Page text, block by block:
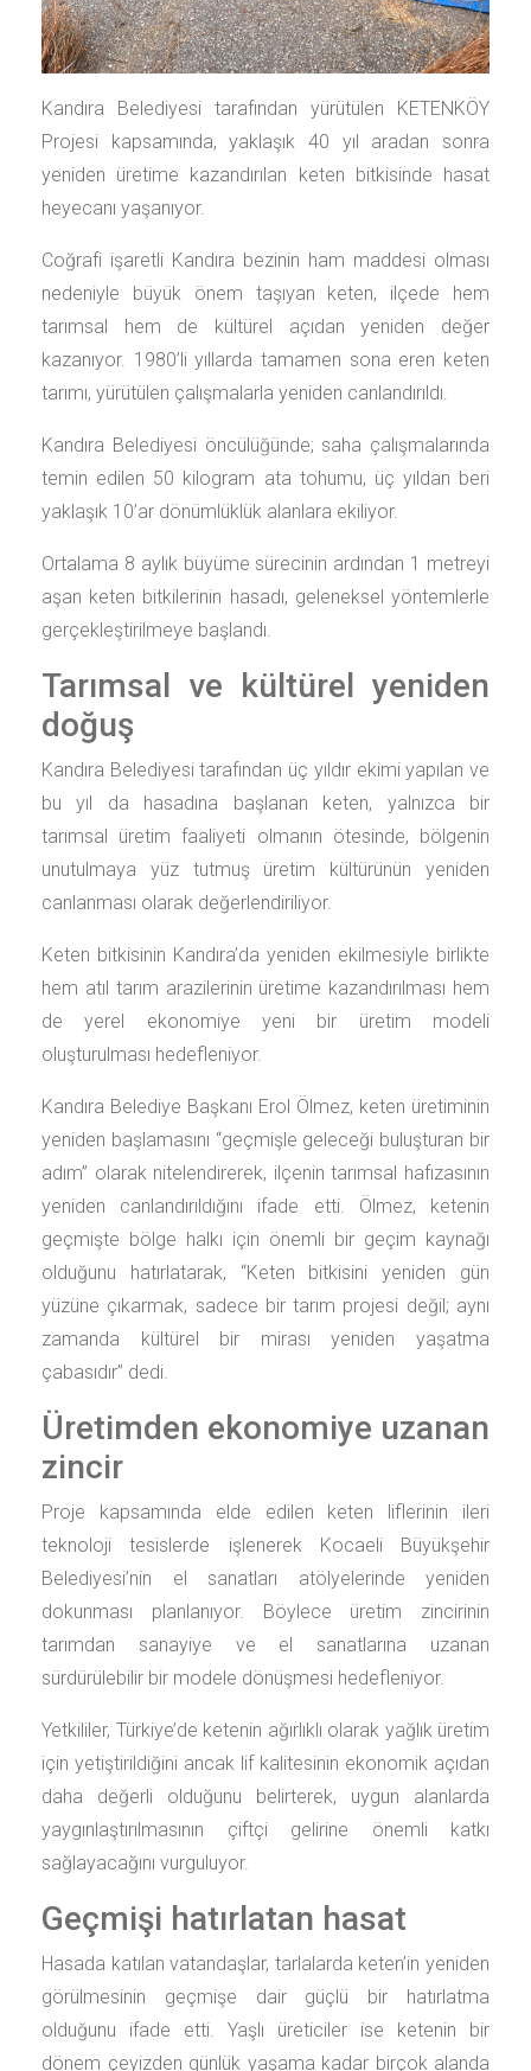
Kandıra Belediyesi tarafından yürütülen KETENKÖY
Projesi kapsamında, yaklaşık 40 yıl aradan sonra
yeniden üretime kazandırılan keten bitkisinde hasat
heyecanı yaşanıyor.
Coğrafi işaretli Kandıra bezinin ham maddesi olması
nedeniyle büyük önem taşıyan keten, ilçede hem
tarımsal hem de kültürel açıdan yeniden değer
kazanıyor. 1980’li yıllarda tamamen sona eren keten
tarımı, yürütülen çalışmalarla yeniden canlandırıldı.
Kandıra Belediyesi öncülüğünde; saha çalışmalarında
temin edilen 50 kilogram ata tohumu, üç yıldan beri
yaklaşık 10’ar dönümlüklük alanlara ekiliyor.
Ortalama 8 aylık büyüme sürecinin ardından 1 metreyi
aşan keten bitkilerinin hasadı, geleneksel yöntemlerle
gerçekleştirilmeye başlandı.
Tarımsal ve kültürel yeniden
doğuş
Kandıra Belediyesi tarafından üç yıldır ekimi yapılan ve
bu yıl da hasadına başlanan keten, yalnızca bir
tarımsal üretim faaliyeti olmanın ötesinde, bölgenin
unutulmaya yüz tutmuş üretim kültürünün yeniden
canlanması olarak değerlendiriliyor.
Keten bitkisinin Kandıra’da yeniden ekilmesiyle birlikte
hem atıl tarım arazilerinin üretime kazandırılması hem
de yerel ekonomiye yeni bir üretim modeli
oluşturulması hedefleniyor.
Kandıra Belediye Başkanı Erol Ölmez, keten üretiminin
yeniden başlamasını “geçmişle geleceği buluşturan bir
adım” olarak nitelendirerek, ilçenin tarımsal hafızasının
yeniden canlandırıldığını ifade etti. Ölmez, ketenin
geçmişte bölge halkı için önemli bir geçim kaynağı
olduğunu hatırlatarak, “Keten bitkisini yeniden gün
yüzüne çıkarmak, sadece bir tarım projesi değil; aynı
zamanda kültürel bir mirası yeniden yaşatma
çabasıdır” dedi.
Üretimden ekonomiye uzanan
zincir
Proje kapsamında elde edilen keten liflerinin ileri
teknoloji tesislerde işlenerek Kocaeli Büyükşehir
Belediyesi’nin el sanatları atölyelerinde yeniden
dokunması planlanıyor. Böylece üretim zincirinin
tarımdan sanayiye ve el sanatlarına uzanan
sürdürülebilir bir modele dönüşmesi hedefleniyor.
Yetkililer, Türkiye’de ketenin ağırlıklı olarak yağlık üretim
için yetiştirildiğini ancak lif kalitesinin ekonomik açıdan
daha değerli olduğunu belirterek, uygun alanlarda
yaygınlaştırılmasının çiftçi gelirine önemli katkı
sağlayacağını vurguluyor.
Geçmişi hatırlatan hasat
Hasada katılan vatandaşlar, tarlalarda keten’in yeniden
görülmesinin geçmişe dair güçlü bir hatırlatma
olduğunu ifade etti. Yaşlı üreticiler ise ketenin bir
dönem çeyizden günlük yaşama kadar birçok alanda